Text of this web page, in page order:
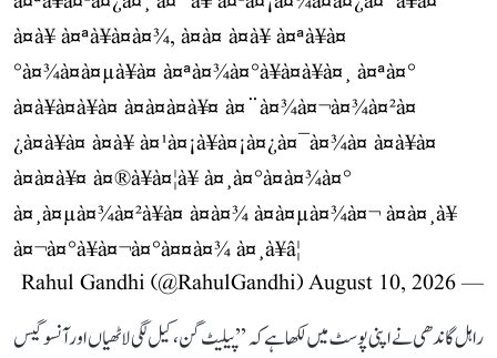
à¤à¥ à¤ªà¥à¤à¤¾, à¤à¤ à¤à¥ à¤ªà¥à¤
°à¤¾à¤à¤µà¥à¤ à¤ªà¤¾à¤°à¥à¤à¥à¤¸ à¤ªà¤°
à¤à¥à¤à¥à¤ à¤à¤à¤à¥¤ à¤¨à¤¾à¤¬à¤¾à¤²à¤
¿à¤à¥à¤ à¤à¥ à¤¹à¤¡à¥à¤¡à¤¿à¤¯à¤¾à¤ à¤à¥à¤
à¤à¤à¥¤ à¤®à¥à¤¦à¥ à¤¸à¤°à¤à¤¾à¤°
à¤¸à¤µà¤¾à¤²à¥à¤ à¤à¤¾ à¤à¤µà¤¾à¤¬ à¤à¤¸à¥
à¤¬à¤°à¥à¤¬à¤°à¤¤à¤¾ à¤¸à¥â¦
— Rahul Gandhi (@RahulGandhi)
August 10, 2026
راہل گاندھی نے اپنی پوسٹ میں لکھا ہے کہ ’’پیلیٹ گن، کیل لگی لاٹھیاں اور آنسو گیس